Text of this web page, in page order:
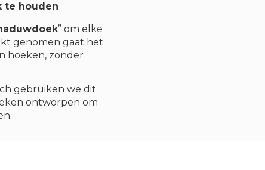
te houden
” om elke
genomen gaat het
hoeken, zonder
gebruiken we dit
ontworpen om